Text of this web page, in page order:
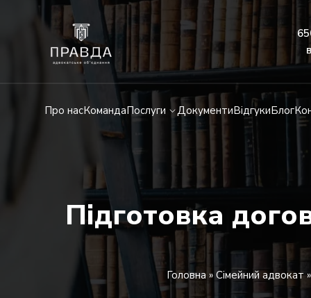
Про насКомандаПослуги ДокументиВідгукиБлог
Підготовка
Головна » Сімейний адвокат